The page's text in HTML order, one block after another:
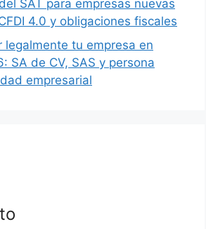
SAT para empresas nuevas
4.0 y obligaciones fiscales
legalmente tu empresa en
SA de CV, SAS y persona
empresarial